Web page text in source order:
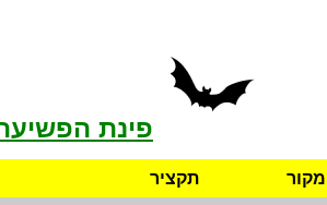
פינת
מקור תקציר